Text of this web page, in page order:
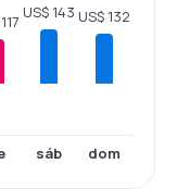
US$ 143
sáb
US$ 132
dom